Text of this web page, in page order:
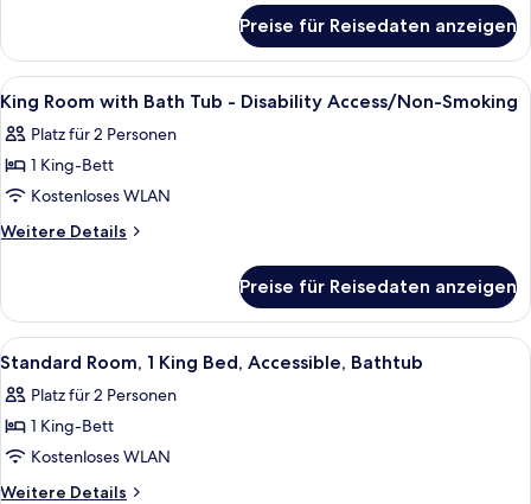
Beds
Disability
Access
anzeigen
Room
with
Two
Queen
Beds
-
Access
Preise für Reisedaten anzeigen
Alle
Fotos
für
King
Room
with
-
Disability
Access/Non-
Smoking
anzeigen
Schreibtisch, laptopgeeigneter
13
King Room with Bath Tub - Disability Access/Non-Smoking
Platz für 2 Personen
1 King-Bett
Kostenloses WLAN
Weitere Details
Weitere
Room
with
Bath
-
Disability
Smoking
Preise für Reisedaten anzeigen
Alle
Fotos
für
Standard
Room,
1
Ein Hotelzimmer mit einem Bett,
4
Standard Room, 1 King Bed, Accessible, Bathtub
Platz für 2 Personen
1 King-Bett
Kostenloses WLAN
Weitere Details
Weitere